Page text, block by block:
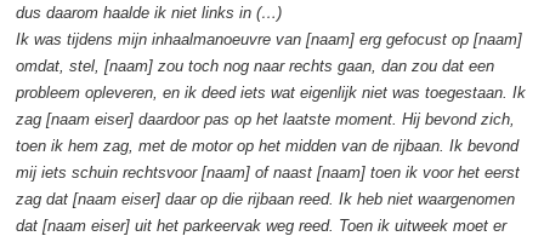
dus daarom haalde ik niet links in (…)
Ik was tijdens mijn inhaalmanoeuvre van [naam] erg gefocust op [naam]
omdat, stel, [naam] zou toch nog naar rechts gaan, dan zou dat een
probleem opleveren, en ik deed iets wat eigenlijk niet was toegestaan. Ik
zag [naam eiser] daardoor pas op het laatste moment. Hij bevond zich,
toen ik hem zag, met de motor op het midden van de rijbaan. Ik bevond
mij iets schuin rechtsvoor [naam] of naast [naam] toen ik voor het eerst
zag dat [naam eiser] daar op die rijbaan reed. Ik heb niet waargenomen
dat [naam eiser] uit het parkeervak weg reed. Toen ik uitweek moet er